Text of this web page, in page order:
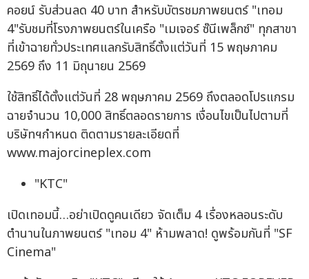
คอยน์ รับส่วนลด 40 บาท สำหรับบัตรชมภาพยนตร์ "เทอม
4"รับชมที่โรงภาพยนตร์ในเครือ "เมเจอร์ ซ๊นีเพล็กซ์" ทุกสาขา
ที่เข้าฉายทั่วประเทศแลกรับสิทธิ์ตั้งแต่วันที่ 15 พฤษภาคม
2569 ถึง 11 มิถุนายน 2569
ใช้สิทธิ์ได้ตั้งแต่วันที่ 28 พฤษภาคม 2569 ถึงตลอดโปรแกรม
ฉายจำนวน 10,000 สิทธิ์ตลอดรายการ เงื่อนไขเป็นไปตามที่
บริษัทฯกำหนด ติดตามรายละเอียดที่
www.majorcineplex.com
"KTC"
เปิดเทอมนี้…อย่าเปิดดูคนเดียว จัดเต็ม 4 เรื่องหลอนระดับ
ตำนานในภาพยนตร์ "เทอม 4" ห้ามพลาด! ดูพร้อมกันที่ "SF
Cinema"